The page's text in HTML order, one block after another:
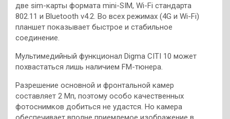
две sim-карты формата mini-SIM, Wi-Fi стандарта
802.11 и Bluetooth v4.2. Во всех режимах (4G и Wi-Fi)
планшет показывает быстрое и стабильное
соединение.
Мультимедийный функционал Digma CITI 10 может
похвастаться лишь наличием FM-тюнера.
Разрешение основной и фронтальной камер
составляет 2 Мп, поэтому особо качественных
фотоснимков добиться не удастся. Но камера